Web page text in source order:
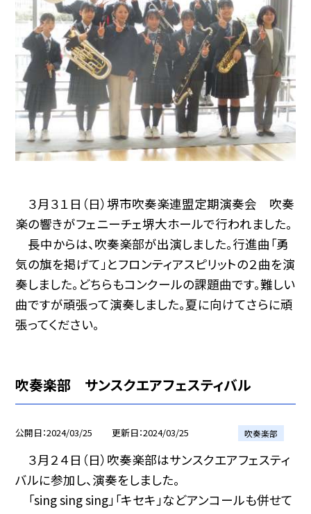
３月３１日（日）堺市吹奏楽連盟定期演奏会 吹奏
楽の響きがフェニーチェ堺大ホールで行われました。
長中からは、吹奏楽部が出演しました。行進曲「勇
気の旗を掲げて」とフロンティアスピリットの２曲を演
奏しました。どちらもコンクールの課題曲です。難しい
曲ですが頑張って演奏しました。夏に向けてさらに頑
張ってください。
吹奏楽部 サンスクエアフェスティバル
公開日 2024/03/25 更新日 2024/03/25 吹奏楽部
３月２４日（日）吹奏楽部はサンスクエアフェスティ
バルに参加し、演奏をしました。
「sing sing sing」「キセキ」などアンコールも併せて